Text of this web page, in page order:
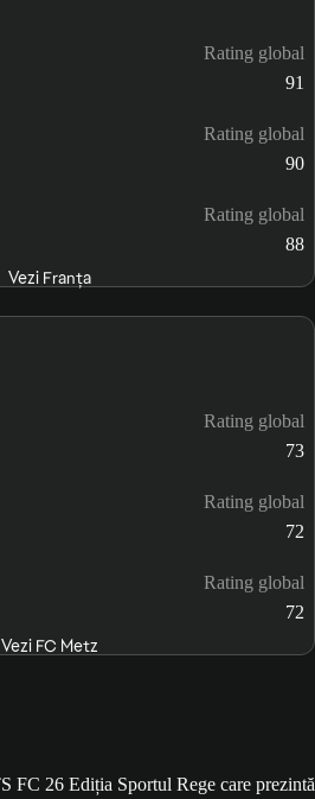
Rating global
91
Rating global
90
Rating global
88
Vezi Franţa
Rating global
73
Rating global
72
Rating global
72
Vezi FC Metz